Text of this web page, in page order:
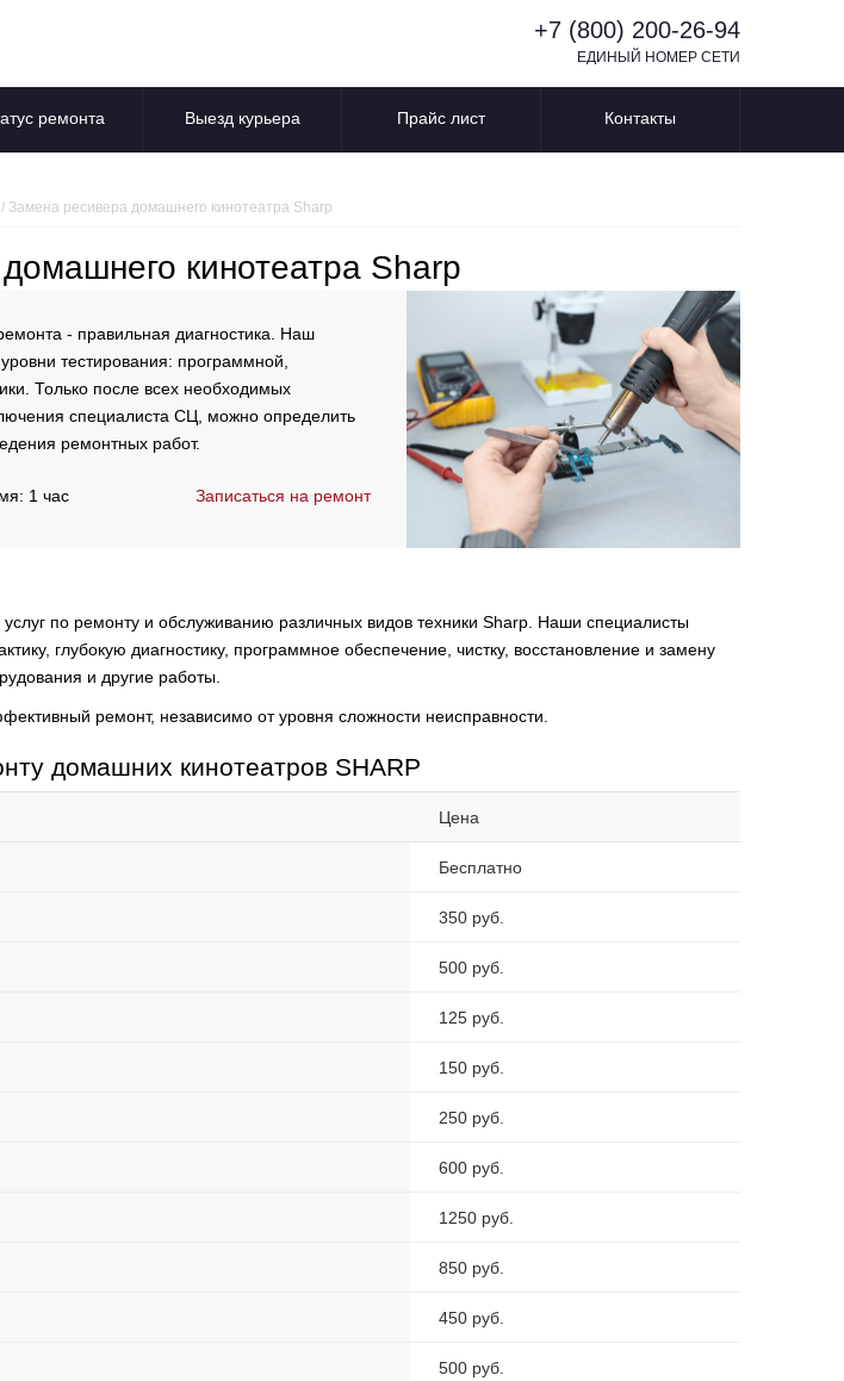
+7 (800) 200-26-94
ЕДИНЫЙ НОМЕР СЕТИ
ремонта Выезд курьера Прайс лист Контакты
/ Замена ресивера домашнего кинотеатра Sharp
кинотеатра Sharp
- правильная диагностика. Наш
тестирования: программной,
Только после всех необходимых
специалиста СЦ, можно определить
ремонтных работ.
1 час Записаться на ремонт
по ремонту и обслуживанию различных видов техники Sharp. Наши специалисты
глубокую диагностику, программное обеспечение, чистку, восстановление и замену
и другие работы.
ремонт, независимо от уровня сложности неисправности.
домашних кинотеатров SHARP
Цена
Бесплатно
350 руб.
500 руб.
125 руб.
150 руб.
250 руб.
600 руб.
1250 руб.
850 руб.
450 руб.
500 руб.